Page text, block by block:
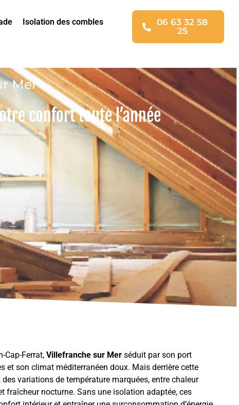
Isolation des combles
06 63 32 58
25
Mer
confort toute l’année
Cap-Ferrat,Villefranche sur Mer séduit par son port
et son climat méditerranéen doux. Mais derrière cette
variations de température marquées, entre chaleur
fraîcheur nocturne. Sans une isolation adaptée, ces